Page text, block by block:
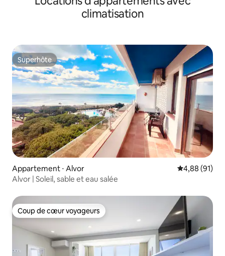
climatisation
Superhôte
Superhôte
Appartement ⋅ Alvor Évaluation
4,88 (91)
Alvor | Soleil, sable et eau salée
Coup de cœur voyageurs
Coup de cœur voyageurs